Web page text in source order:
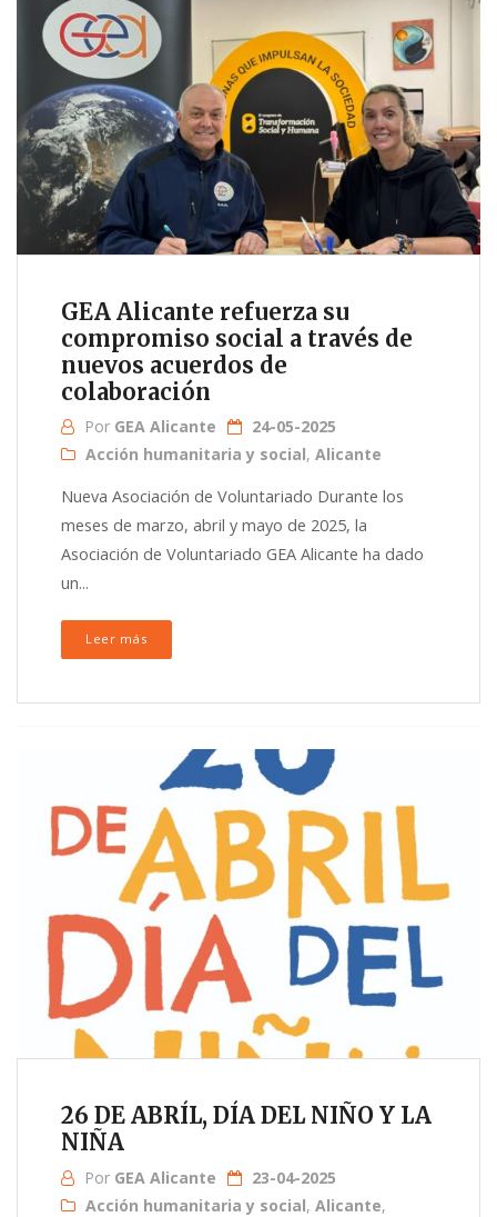
GEA Alicante refuerza su
compromiso social a través de
nuevos acuerdos de
colaboración
Por GEA Alicante
24-05-2025
Acción humanitaria y social, Alicante
Nueva Asociación de Voluntariado Durante los
meses de marzo, abril y mayo de 2025, la
Asociación de Voluntariado GEA Alicante ha dado
un...
Leer más
26 DE ABRÍL, DÍA DEL NIÑO Y LA
NIÑA
Por GEA Alicante
23-04-2025
Acción humanitaria y social, Alicante,